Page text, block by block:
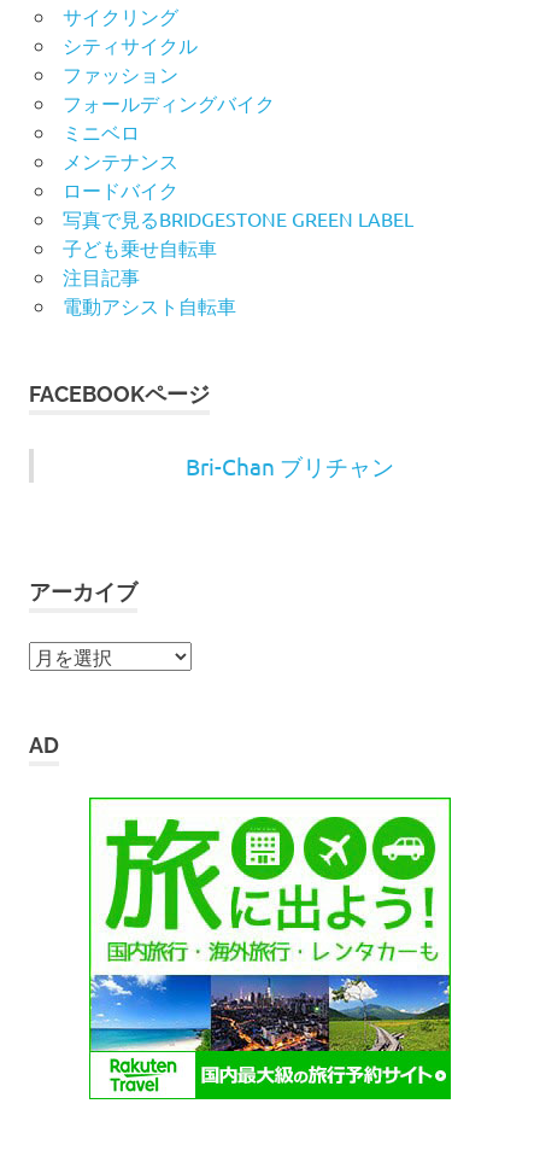
サイクリング
シティサイクル
ファッション
フォールディングバイク
ミニベロ
メンテナンス
ロードバイク
写真で見るBRIDGESTONE GREEN LABEL
子ども乗せ自転車
注目記事
電動アシスト自転車
FACEBOOKページ
Bri-Chan ブリチャン
アーカイブ
ア
イ
AD